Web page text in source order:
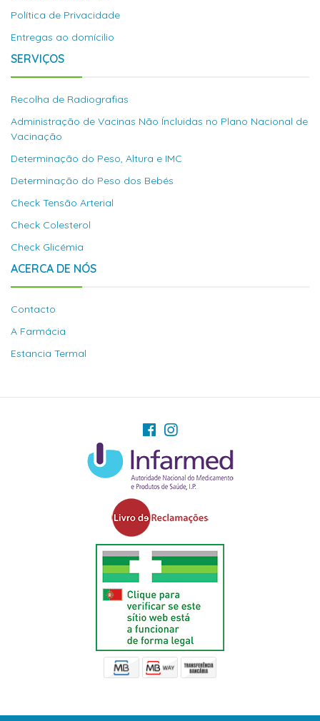
Política de Privacidade
Entregas ao domícilio
SERVIÇOS
Recolha de Radiografias
Administração de Vacinas Não Íncluidas no Plano Nacional de
Vacinação
Determinação do Peso, Altura e IMC
Determinação do Peso dos Bebés
Check Tensão Arterial
Check Colesterol
Check Glicémia
ACERCA DE NÓS
Contacto
A Farmácia
Estancia Termal